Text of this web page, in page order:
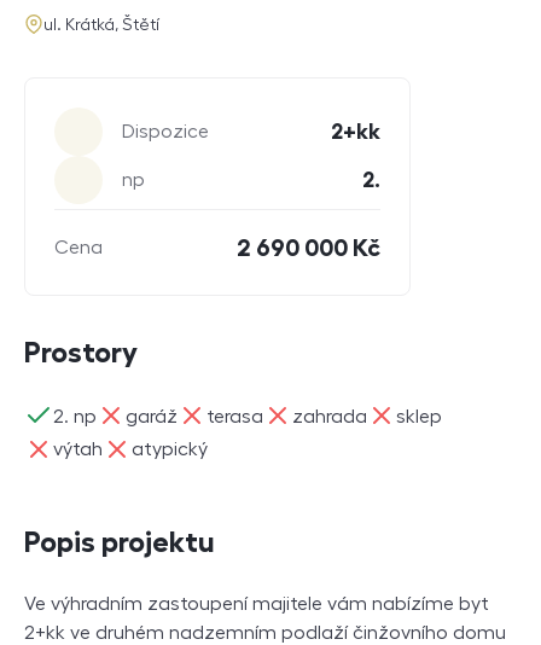
adresa
ul. Krátká, Štětí
Dispozice 2+kk
np 2.
Cena 2 690 000 Kč
Prostory
2. np
ano garáž
ne terasa
ne zahrada
ne sklep
ne
výtah
ne atypický
ne
Popis projektu
Ve výhradním zastoupení majitele vám nabízíme byt
2+kk ve druhém nadzemním podlaží činžovního domu